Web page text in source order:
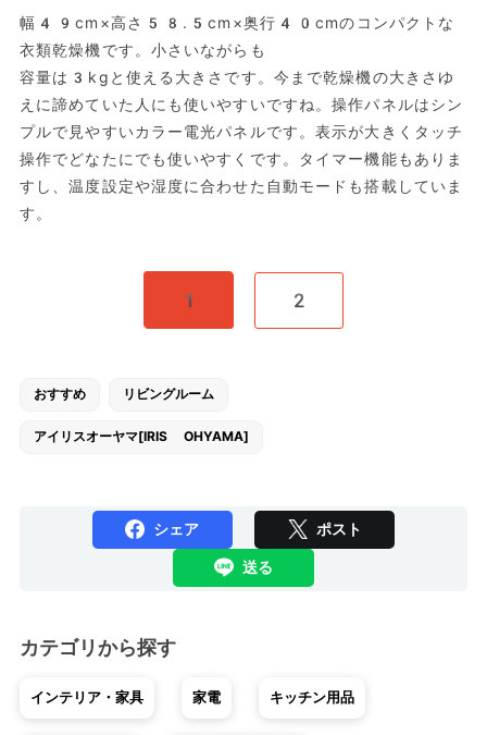
幅49cm×高さ58.5cm×奥行40cmのコンパクトな
衣類乾燥機です。小さいながらも
容量は3kgと使える大きさです。今まで乾燥機の大きさゆ
えに諦めていた人にも使いやすいですね。操作パネルはシン
プルで見やすいカラー電光パネルです。表示が大きくタッチ
操作でどなたにでも使いやすくです。タイマー機能もありま
すし、温度設定や湿度に合わせた自動モードも搭載していま
す。
1 2
おすすめ リビングルーム
アイリスオーヤマ[IRIS OHYAMA]
シェア ポスト
送る
カテゴリから探す
インテリア・家具 家電 キッチン用品